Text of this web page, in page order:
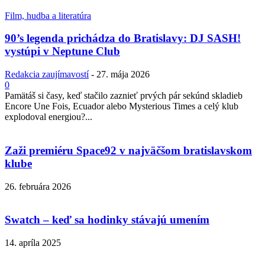
Film, hudba a literatúra
90’s legenda prichádza do Bratislavy: DJ SASH!
vystúpi v Neptune Club
Redakcia zaujímavostí - 27. mája 2026
0
Pamätáš si časy, keď stačilo zaznieť prvých pár sekúnd skladieb
Encore Une Fois, Ecuador alebo Mysterious Times a celý klub
explodoval energiou?...
Zaži premiéru Space92 v najväčšom bratislavskom
klube
26. februára 2026
Swatch – keď sa hodinky stávajú umením
14. apríla 2025